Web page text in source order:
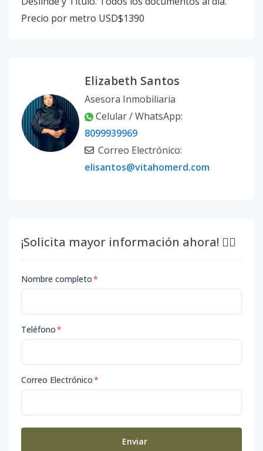
Precio por metro USD$1390
Elizabeth Santos
Asesora Inmobiliaria
Celular / WhatsApp:
8099939969
Correo Electrónico:
elisantos@vitahomerd.com
¡Solicita mayor información ahora! 👇🏽
Nombre completo*
Teléfono*
Correo Electrónico*
Enviar